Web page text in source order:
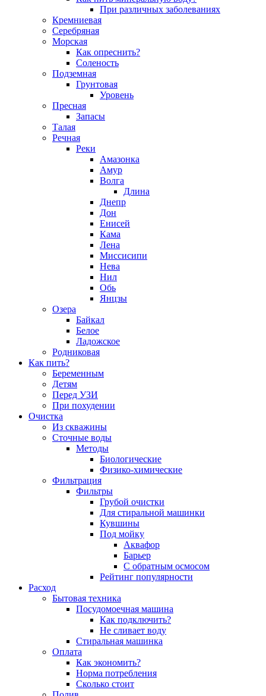
При различных заболеваниях
Кремниевая
Серебряная
Морская
Как опреснить?
Соленость
Подземная
Грунтовая
Уровень
Пресная
Запасы
Талая
Речная
Реки
Амазонка
Амур
Волга
Длина
Днепр
Дон
Енисей
Кама
Лена
Миссисипи
Нева
Нил
Обь
Янцзы
Озера
Байкал
Белое
Ладожское
Родниковая
Как пить?
Беременным
Детям
Перед УЗИ
При похудении
Очистка
Из скважины
Сточные воды
Методы
Биологические
Физико-химические
Фильтрация
Фильтры
Грубой очистки
Для стиральной машинки
Кувшины
Под мойку
Аквафор
Барьер
С обратным осмосом
Рейтинг популярности
Расход
Бытовая техника
Посудомоечная машина
Как подключить?
Не сливает воду
Стиральная машинка
Оплата
Как экономить?
Норма потребления
Сколько стоит